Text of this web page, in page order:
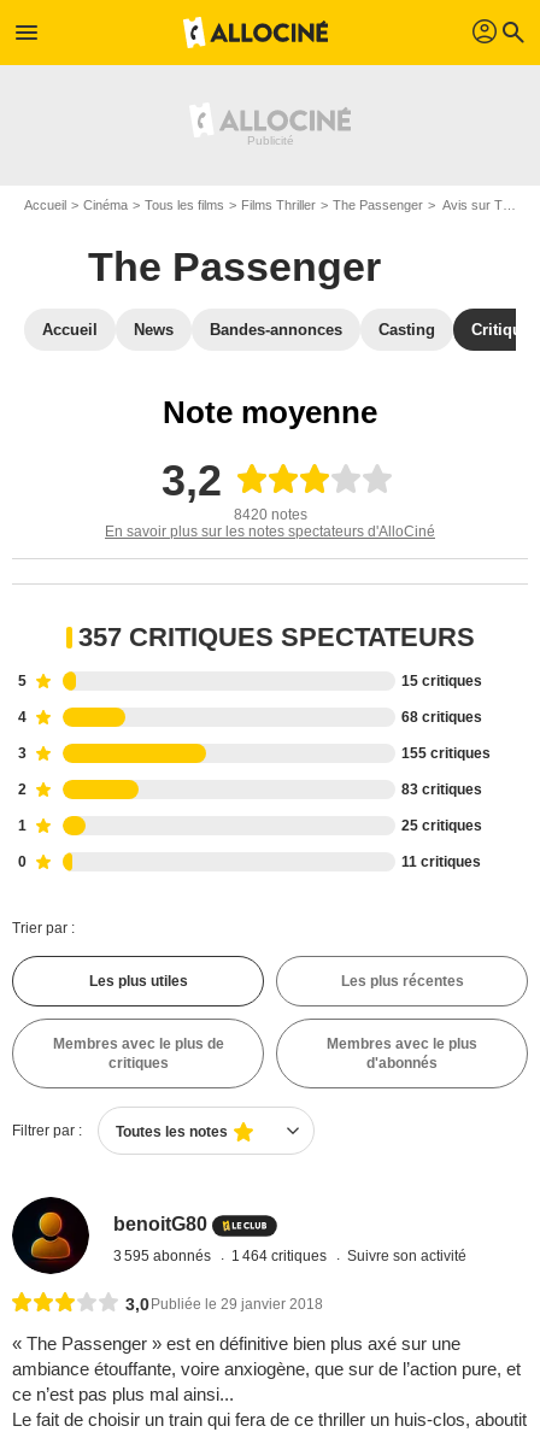
menu profil search
Accueil Cinéma Tous les films Films Thriller The Passenger Avis sur The Passenger
The Passenger
Accueil News Bandes-annonces Casting
Note moyenne
3,2
8420 notes
En savoir plus sur les notes spectateurs d'AlloCiné
357 CRITIQUES SPECTATEURS
5 15 critiques
4 68 critiques
3 155 critiques
2 83 critiques
1 25 critiques
0 11 critiques
Trier par :
Les plus utiles Les plus récentes
Membres avec le plus de
critiques
Membres avec le plus
d'abonnés
Filtrer par : Toutes les notes
benoitG80
3 595 abonnés 1 464 critiques Suivre son activité
3,0 Publiée le 29 janvier 2018
« The Passenger » est en définitive bien plus axé sur une
ambiance étouffante, voire anxiogène, que sur de l’action pure, et
ce n’est pas plus mal ainsi...
Le fait de choisir un train qui fera de ce thriller un huis-clos, aboutit